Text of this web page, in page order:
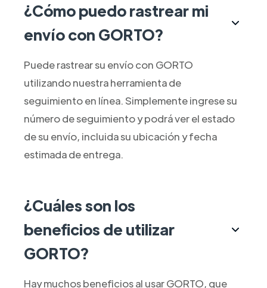
¿Cómo puedo rastrear mi
envío con GORTO?
Puede rastrear su envío con GORTO
utilizando nuestra herramienta de
seguimiento en línea. Simplemente ingrese su
número de seguimiento y podrá ver el estado
de su envío, incluida su ubicación y fecha
estimada de entrega.
¿Cuáles son los
beneficios de utilizar
GORTO?
Hay muchos beneficios al usar GORTO, que